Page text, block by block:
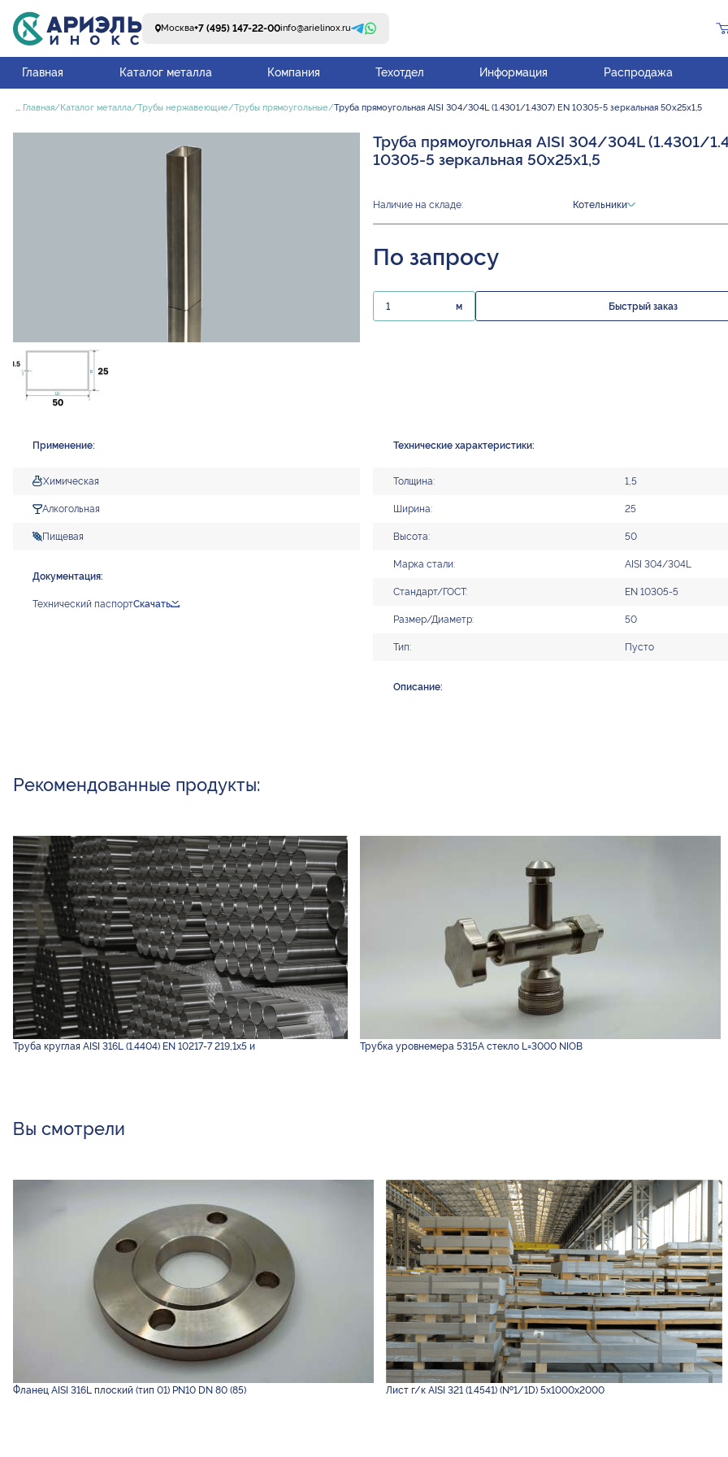
Москва+7 (495) 147-22-00info@arielinox.ru
Главная Каталог металла Компания Техотдел Информация Распродажа
... Главная Каталог металла Трубы нержавеющие Трубы прямоугольные Труба прямоугольная AISI 304/304L (1.4301/1.4307) EN 10305-5 зеркальная 50х25х1,5
Труба прямоугольная AISI 304/304L (1.4301/
10305-5 зеркальная 50х25х1,5
Наличие на складе: Котельники
По запросу
м Быстрый заказ
Применение:
Химическая
Алкогольная
Пищевая
Документация:
Технический паспортСкачать
Технические характеристики:
Толщина: 1,5
Ширина: 25
Высота: 50
Марка стали: AISI 304/304L
Стандарт/ГОСТ: EN 10305-5
Размер/Диаметр: 50
Тип: Пусто
Описание:
Рекомендованные продукты:
Труба круглая AISI 316L (1.4404) EN 10217-7 219,1х5 и Трубка уровнемера 5315A стекло L=3000 NIOB
Вы смотрели
Фланец AISI 316L плоский (тип 01) PN10 DN 80 (85) Лист г/к AISI 321 (1.4541) (№1/1D) 5х1000х2000